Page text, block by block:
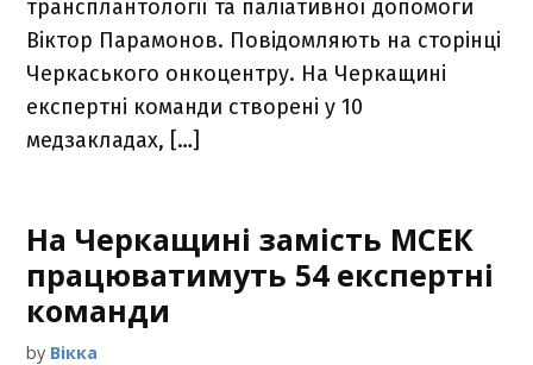
трансплантології та паліативної допомоги
Віктор Парамонов. Повідомляють на сторінці
Черкаського онкоцентру. На Черкащині
експертні команди створені у 10
медзакладах, […]
На Черкащині замість МСЕК
працюватимуть 54 експертні
команди
by Вікка